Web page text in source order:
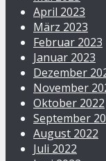
April 2023
März 2023
Februar 2023
Januar 2023
Dezember
November
Oktober 2022
September
August 2022
Juli 2022